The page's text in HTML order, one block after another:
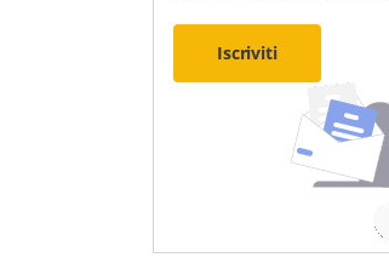
Iscriviti